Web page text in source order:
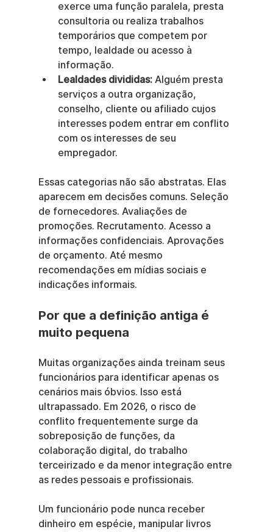
exerce uma função paralela, presta
consultoria ou realiza trabalhos
temporários que competem por
tempo, lealdade ou acesso à
informação.
Lealdades divididas: Alguém presta
serviços a outra organização,
conselho, cliente ou afiliado cujos
interesses podem entrar em conflito
com os interesses de seu
empregador.
Essas categorias não são abstratas. Elas
aparecem em decisões comuns. Seleção
de fornecedores. Avaliações de
promoções. Recrutamento. Acesso a
informações confidenciais. Aprovações
de orçamento. Até mesmo
recomendações em mídias sociais e
indicações informais.
Por que a definição antiga é
muito pequena
Muitas organizações ainda treinam seus
funcionários para identificar apenas os
cenários mais óbvios. Isso está
ultrapassado. Em 2026, o risco de
conflito frequentemente surge da
sobreposição de funções, da
colaboração digital, do trabalho
terceirizado e da menor integração entre
as redes pessoais e profissionais.
Um funcionário pode nunca receber
dinheiro em espécie, manipular livros